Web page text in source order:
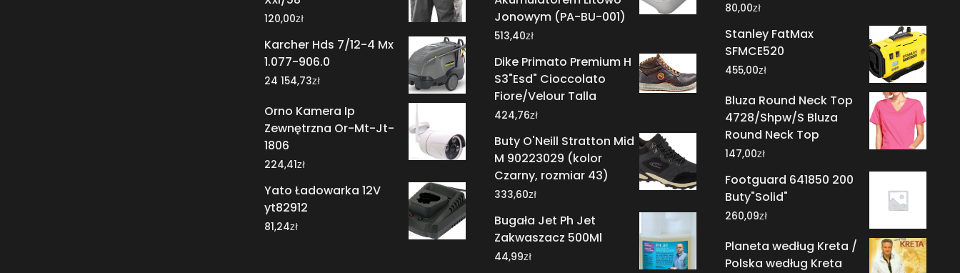
120,00zł
Karcher Hds 7/12-4 Mx
1.077-906.0
24 154,73zł
Orno Kamera Ip
Zewnętrzna Or-Mt-Jt-
1806
224,41zł
Yato Ładowarka 12V
yt82912
81,24zł
Jonowym (PA-BU-001)
513,40zł
Dike Primato Premium H
S3"Esd" Cioccolato
Fiore/Velour Talla
424,76zł
Buty O'Neill Stratton Mid
M 90223029 (kolor
Czarny, rozmiar 43)
333,60zł
Bugała Jet Ph Jet
Zakwaszacz 500Ml
44,99zł
80,00zł
Stanley FatMax
SFMCE520
455,00zł
Bluza Round Neck Top
4728/Shpw/S Bluza
Round Neck Top
147,00zł
Footguard 641850 200
Buty"Solid"
260,09zł
Planeta według Kreta /
Polska według Kreta